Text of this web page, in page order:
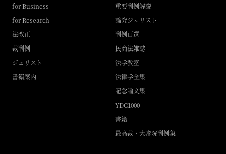
for Business
for Research
法改正
裁判例
ジュリスト
書籍案内
重要判例解説
論究ジュリスト
判例百選
民商法雑誌
法学教室
法律学全集
記念論文集
YDC1000
書籍
最高裁・大審院判例集